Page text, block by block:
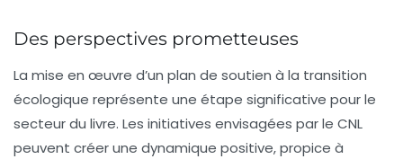
Des perspectives prometteuses
La mise en œuvre d’un plan de soutien à la transition
écologique représente une étape significative pour le
secteur du livre. Les initiatives envisagées par le CNL
peuvent créer une dynamique positive, propice à